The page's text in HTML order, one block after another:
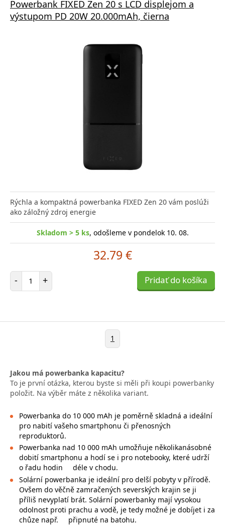
Powerbank FIXED Zen 20 s LCD displejom a
výstupom PD 20W 20.000mAh, čierna
Rýchla a kompaktná powerbanka FIXED Zen 20 vám poslúži
ako záložný zdroj energie
Skladom > 5 ks, odošleme v pondelok 10. 08.
32.79 €
- Počet položiek
+ Pridať do košíka
1
Jakou má powerbanka kapacitu?
To je první otázka, kterou byste si měli při koupi powerbanky
položit. Na výběr máte z několika variant.
Powerbanka do 10 000 mAh je poměrně skladná a ideální
pro nabití vašeho smartphonu či přenosných
reproduktorů.
Powerbanka nad 10 000 mAh umožňuje několikanásobné
dobití smartphonu a hodí se i pro notebooky, které udrží
o řadu hodin
déle v chodu.
Solární powerbanka je ideální pro delší pobyty v přírodě.
Ovšem do věčně zamračených severských krajin se ji
příliš nevyplatí brát. Solární powerbanky mají vysokou
odolnost proti prachu a vodě, je tedy možné je dobíjet i za
chůze např.
připnuté na batohu.